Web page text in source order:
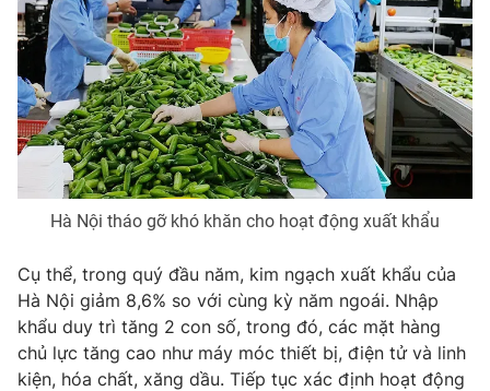
Góc doanh nghiệp
Truyền hình
Phim VTV
Hậu trường
Nhân vật
Khán giả
Giải trí
Điện ảnh
Âm nhạc
Đời sống
Du lịch
Chất lượng cuộc sống
Giáo dục
Tuyển sinh
Học trực tuyến
Công nghệ
Hitech Công nghệ tương lai
Sản phẩm
Giao lưu trực tuyến
Hà Nội tháo gỡ khó khăn cho hoạt động xuất khẩu
Cụ thể, trong quý đầu năm, kim ngạch xuất khẩu của
Hà Nội giảm 8,6% so với cùng kỳ năm ngoái. Nhập
khẩu duy trì tăng 2 con số, trong đó, các mặt hàng
chủ lực tăng cao như máy móc thiết bị, điện tử và linh
kiện, hóa chất, xăng dầu. Tiếp tục xác định hoạt động